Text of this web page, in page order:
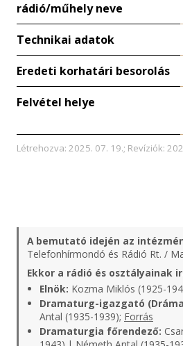
rádió/műhely neve
Technikai adatok
Eredeti korhatári besorolás
Felvétel helye
Létrehozva: 2025. 07. 19.; Revíziók:
A bemutató idején az
Telefonhírmondó és Rádió Rt. /
Ekkor a rádió és osztályainak
Elnök: Kozma Miklós (1925-
Dramaturg-igazgató
Antal (1935-1939); Forrás
Dramaturgia főrendező: